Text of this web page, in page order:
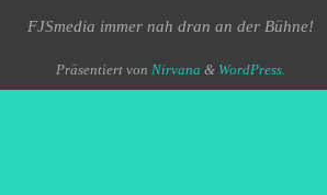
FJSmedia immer nah dran an der Bühne!
Präsentiert von Nirvana & WordPress.